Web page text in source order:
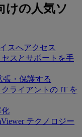
けの人気ソ
スへアクセス
セスとサポートを手
張・保護する
クライアントの IT を
化
テクノロジー